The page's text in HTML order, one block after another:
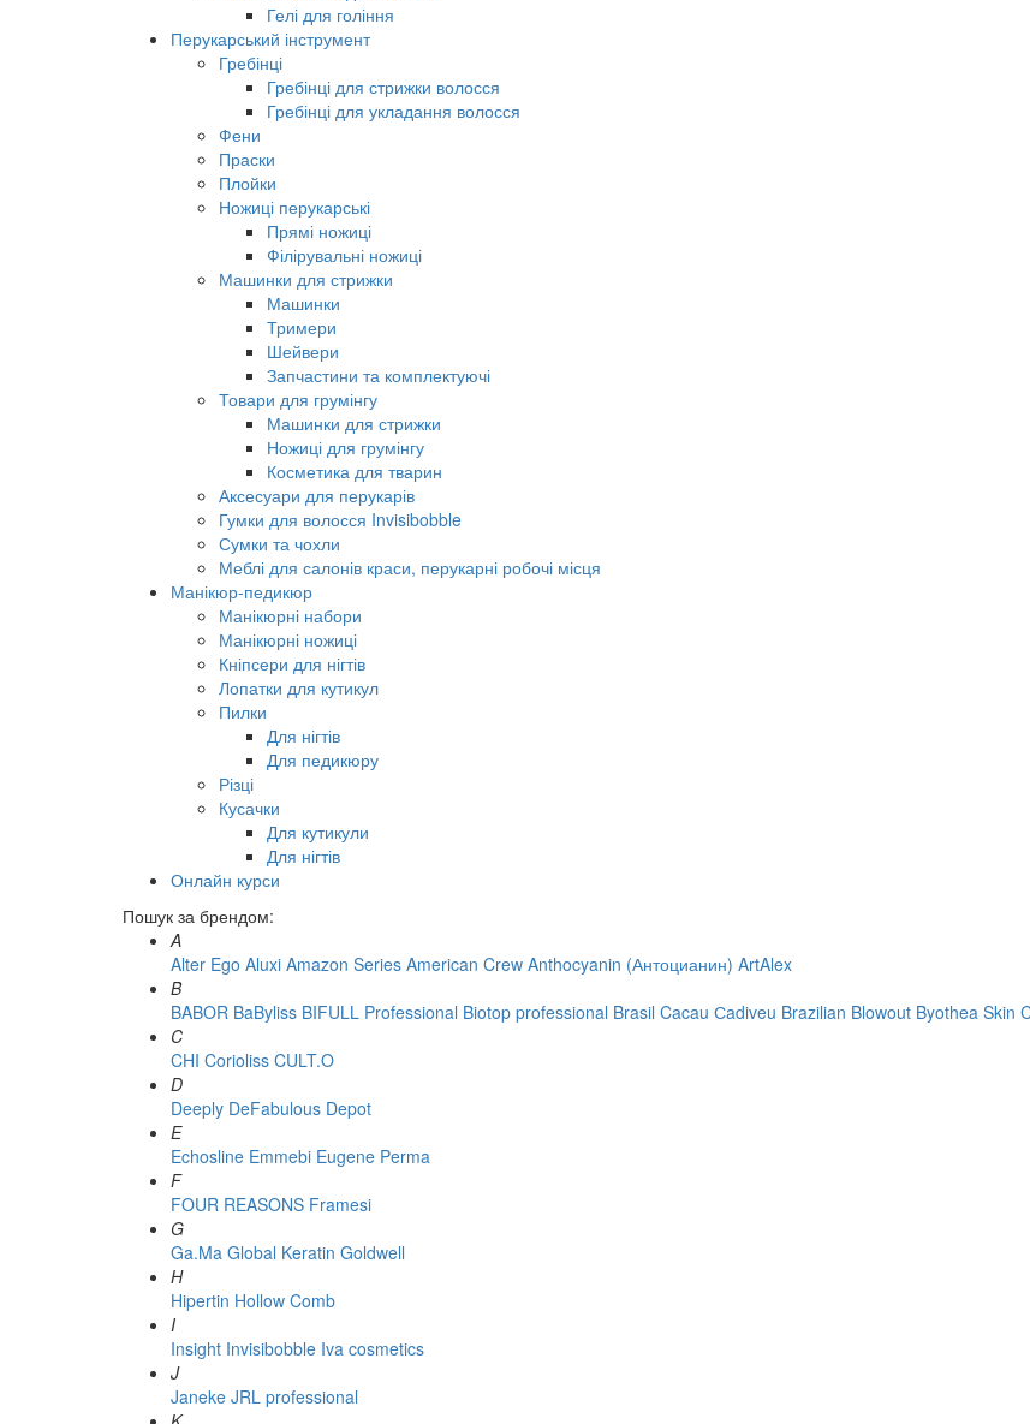
Гелі для гоління
Перукарський інструмент
Гребінці
Гребінці для стрижки волосся
Гребінці для укладання волосся
Фени
Праски
Плойки
Ножиці перукарські
Прямі ножиці
Філірувальні ножиці
Машинки для стрижки
Машинки
Тримери
Шейвери
Запчастини та комплектуючі
Товари для грумінгу
Машинки для стрижки
Ножиці для грумінгу
Косметика для тварин
Аксесуари для перукарів
Гумки для волосся Invisibobble
Сумки та чохли
Меблі для салонів краси, перукарні робочі місця
Манікюр-педикюр
Манікюрні набори
Манікюрні ножиці
Кніпсери для нігтів
Лопатки для кутикул
Пилки
Для нігтів
Для педикюру
Різці
Кусачки
Для кутикули
Для нігтів
Онлайн курси
Пошук за брендом:
A
Alter Ego Aluxi Amazon Series American Crew Anthocyanin (Антоцианин) ArtAlex
B
BABOR BaByliss BIFULL Professional Biotop professional Brasil Cacau Сadiveu Brazilian Blowout Byothea Skin
C
CHI Corioliss CULT.O
D
Deeply DeFabulous Depot
E
Echosline Emmebi Eugene Perma
F
FOUR REASONS Framesi
G
Ga.Ma Global Keratin Goldwell
H
Hipertin Hollow Comb
I
Insight Invisibobble Iva cosmetics
J
Janeke JRL professional